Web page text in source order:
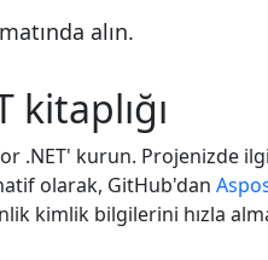
alın.
kitaplığı
.NET' kurun. Projenizde
olarak, GitHub'dan
kimlik bilgilerini hızla